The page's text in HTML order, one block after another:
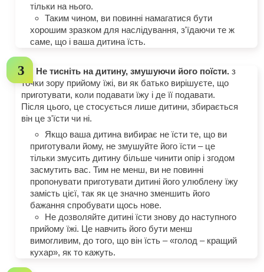
тільки на нього.
Таким чином, ви повинні намагатися бути
хорошим зразком для наслідування, з'їдаючи те ж
саме, що і ваша дитина їсть.
Не тисніть на дитину, змушуючи його поїсти. з
точки зору прийому їжі, ви як батько вирішуєте, що
приготувати, коли подавати їжу і де її подавати.
Після цього, це стосується лише дитини, збирається
він це з'їсти чи ні.
Якщо ваша дитина вибирає не їсти те, що ви
приготували йому, не змушуйте його їсти – це
тільки змусить дитину більше чинити опір і згодом
засмутить вас. Тим не менш, ви не повинні
пропонувати приготувати дитині його улюблену їжу
замість цієї, так як це значно зменшить його
бажання спробувати щось нове.
Не дозволяйте дитині їсти знову до наступного
прийому їжі. Це навчить його бути менш
вимогливим, до того, що він їсть – «голод – кращий
кухар», як то кажуть.